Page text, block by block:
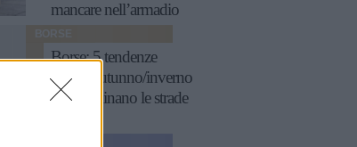
mancare nell’armadio
BORSE
Borse: 5 tendenze
chiave autunno/inverno
che dominano le strade